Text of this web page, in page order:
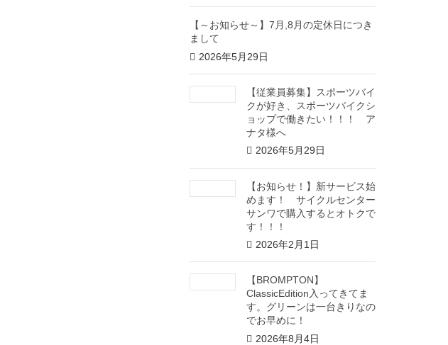
【～お知らせ～】7月,8月の定休日につき
まして
2026年5月29日
【従業員募集】スポーツバイ
クが好き、スポーツバイクシ
ョップで働きたい！！！ ア
ナタ様へ
2026年5月29日
【お知らせ！】新サービス始
めます！ サイクルセンター
サンワで購入するとオトクで
す！！！
2026年2月1日
【BROMPTON】
ClassicEdition入ってきてま
す。グリーンは一台きりなの
でお早めに！
2026年8月4日